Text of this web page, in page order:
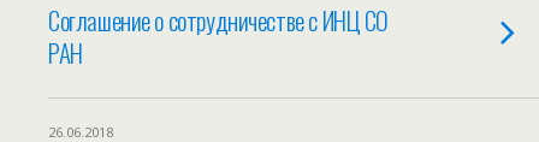
Соглашение о сотрудничестве с ИНЦ СО
РАН
26.06.2018